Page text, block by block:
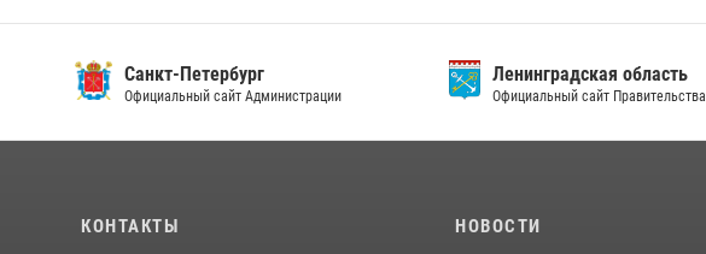
Санкт-Петербург
Официальный сайт Администрации
Ленинградская область
Официальный сайт Правительства
КОНТАКТЫ НОВОСТИ